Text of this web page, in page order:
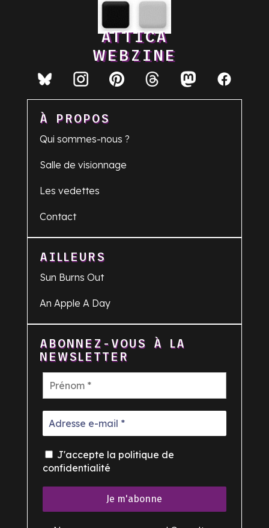
ATTICA
WEBZINE
À PROPOS
Qui sommes-nous ?
Salle de visionnage
Les vedettes
Contact
AILLEURS
Sun Burns Out
An Apple A Day
ABONNEZ-VOUS À LA
NEWSLETTER
J'accepte la politique de
confidentialité